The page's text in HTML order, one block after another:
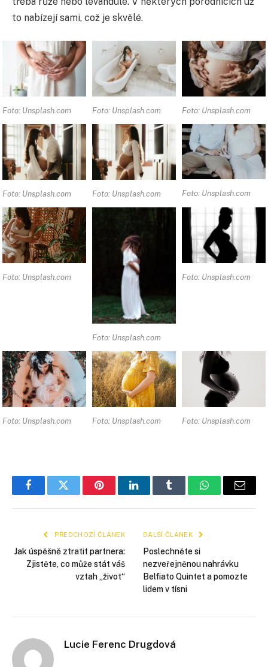
to nabízejí sami, což je skvělé.
Foto: Unsplash.com Foto: Unsplash.com Foto: Unsplash.com
Foto: Unsplash.com Foto: Unsplash.com Foto: Unsplash.com
Foto: Unsplash.com
Foto: Unsplash.com
Foto: Unsplash.com
Foto: Unsplash.com Foto: Unsplash.com Foto: Unsplash.com
FacebookTwitter PinterestLinkedInTumblr WhatsApp
E-
PŘEDCHOZÍ ČLÁNEK
Jak úspěšně ztratit partnera:
Zjistěte, co může stát váš
vztah „život“
DALŠÍ ČLÁNEK
Poslechněte si
nezveřejněnou nahrávku
Belfiato Quintet a pomozte
lidem v tísni
Lucie Ferenc Drugdová